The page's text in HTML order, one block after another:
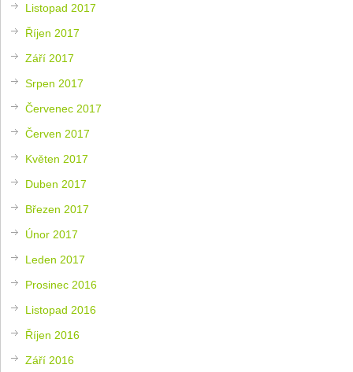
Listopad 2017
Říjen 2017
Září 2017
Srpen 2017
Červenec 2017
Červen 2017
Květen 2017
Duben 2017
Březen 2017
Únor 2017
Leden 2017
Prosinec 2016
Listopad 2016
Říjen 2016
Září 2016